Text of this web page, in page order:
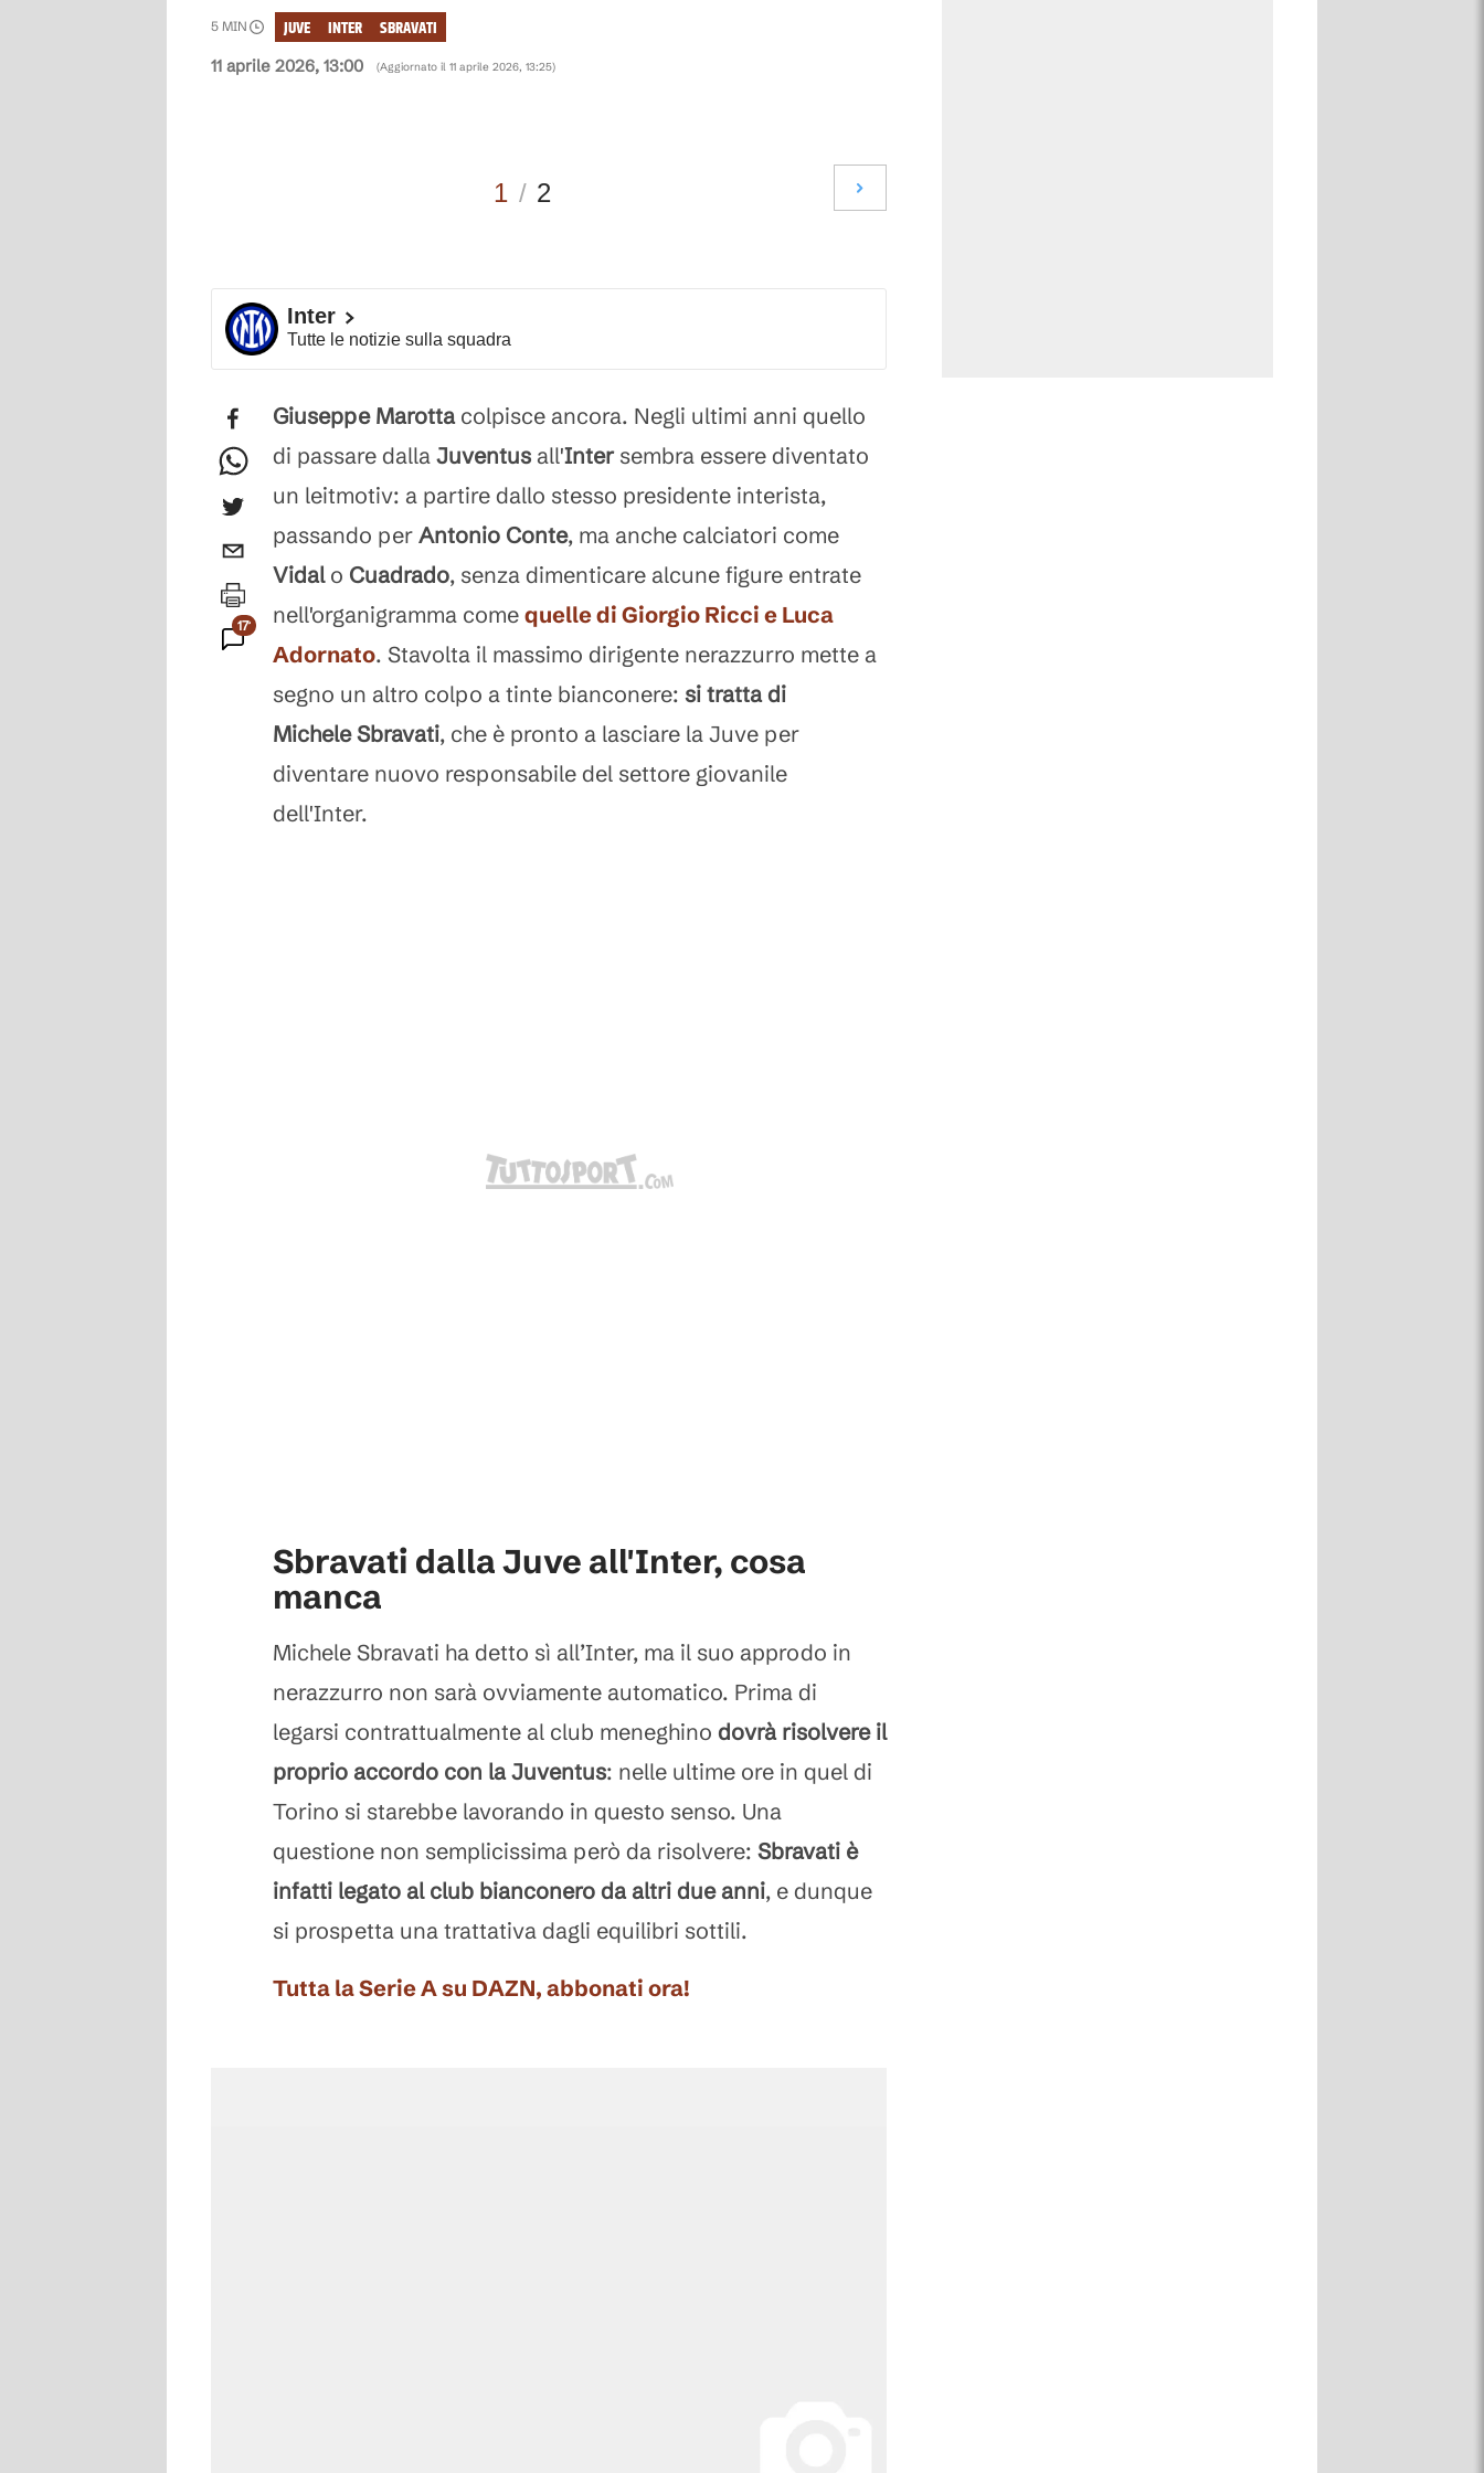
11 aprile 2026, 13:00 (Aggiornato il 11 aprile 2026, 13:25)
5 MIN SBRAVATI
INTER
JUVE
1 / 2
Inter
Tutte le notizie sulla squadra
171
Commenti
Giuseppe Marottacolpisce ancora. Negli ultimi anni quello
di passare dalla Juventus all'Inter sembra essere diventato
un leitmotiv: a partire dallo stesso presidente interista,
passando per Antonio Conte, ma anche calciatori come
Vidalo Cuadrado, senza dimenticare alcune figure entrate
nell'organigramma come quelle di Giorgio Ricci e Luca
Adornato. Stavolta il massimo dirigente nerazzurro mette a
segno un altro colpo a tinte bianconere: si tratta di
MicheleSbravati, che è pronto a lasciare la Juve per
diventare nuovo responsabile del settore giovanile
dell'Inter.
Sbravati dalla Juve all'Inter, cosa
manca
Michele Sbravati ha detto sì all’Inter, ma il suo approdo in
nerazzurro non sarà ovviamente automatico. Prima di
legarsi contrattualmente al club meneghino dovrà risolvere il
proprio accordo con la Juventus: nelle ultime ore in quel di
Torino si starebbe lavorando in questo senso. Una
questione non semplicissima però da risolvere: Sbravati è
infatti legato al club bianconero da altri due anni, e dunque
si prospetta una trattativa dagli equilibri sottili.
Tutta la Serie A su DAZN, abbonati ora!